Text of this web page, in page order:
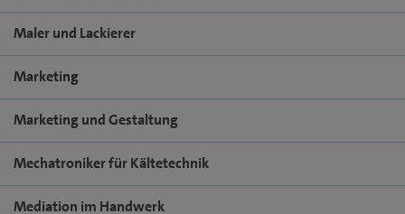
Maler und Lackierer
Marketing
Marketing und Gestaltung
Mechatroniker für Kältetechnik
Mediation im Handwerk